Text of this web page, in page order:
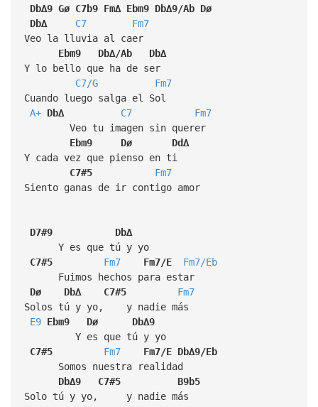
Db∆9 Gø C7b9 Fm∆ Ebm9 Db∆9/Ab Dø
Db∆
C7
Fm7
Veo la lluvia al caer
Ebm9
Db∆/Ab
Db∆
Y lo bello que ha de ser
C7/G
Fm7
Cuando luego salga el Sol
A+ Db∆ C7
Fm7
Veo tu imagen sin querer
Ebm9
Dø
Dd∆
Y cada vez que pienso en ti
C7#5
Fm7
Siento ganas de ir contigo amor
D7#9
Db∆
Y es que tú y yo
C7#5
Fm7 Fm7/E
Fm7/Eb
Fuimos hechos para estar
Dø
Db∆ C7#5
Fm7
Solos tú y yo, y nadie más
E9 Ebm9 Dø
Db∆9
Y es que tú y yo
C7#5
Fm7 Fm7/E Db∆9/Eb
Somos nuestra realidad
Db∆9
C7#5
B9b5
Solo tú y yo, y nadie más